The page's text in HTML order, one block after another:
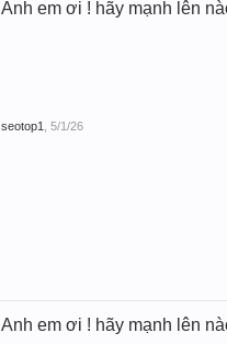
Anh em ơi ! hãy mạnh lên
seotop1 5/1/26
Anh em ơi ! hãy mạnh lên